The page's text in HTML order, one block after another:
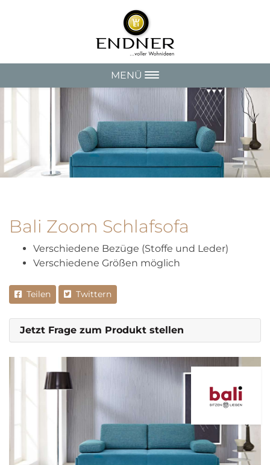
MENÜ
Bali Zoom Schlafsofa
Verschiedene Bezüge (Stoffe und Leder)
Verschiedene Größen möglich
Teilen Twittern
Jetzt Frage zum Produkt stellen